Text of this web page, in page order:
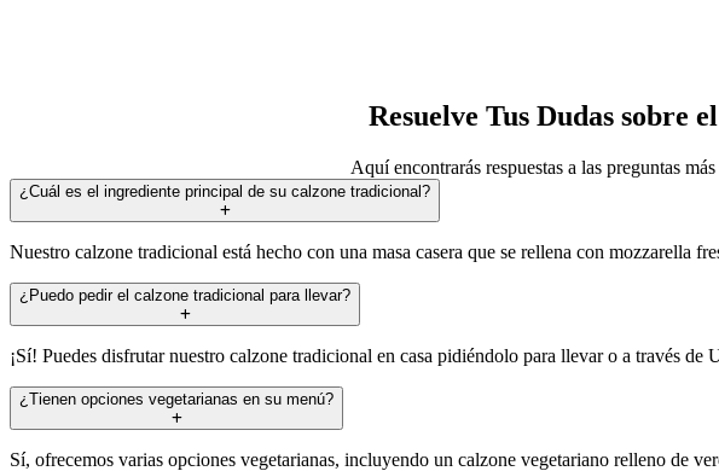
Resuelve Tus Dudas sobre
Aquí encontrarás respuestas a las preguntas
¿Cuál es el ingrediente principal de su calzone tradicional?
Nuestro calzone tradicional está hecho con una masa casera que se rellena con mozzarella
¿Puedo pedir el calzone tradicional para llevar?
¡Sí! Puedes disfrutar nuestro calzone tradicional en casa pidiéndolo para llevar o a través de
¿Tienen opciones vegetarianas en su menú?
Sí, ofrecemos varias opciones vegetarianas, incluyendo un calzone vegetariano relleno de